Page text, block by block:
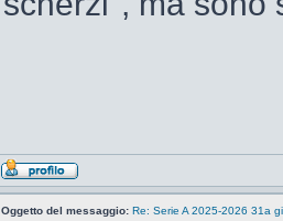
Oggetto del messaggio: Re: Serie A 2025-2026 31a